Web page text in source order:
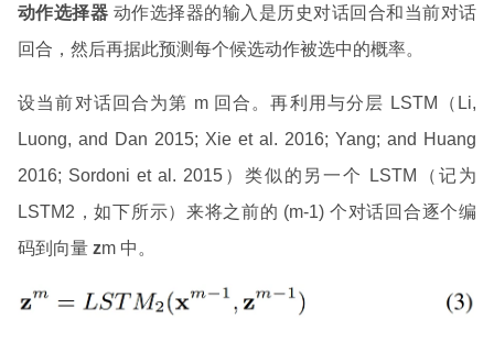
动作选择器 动作选择器的输入是历史对话回合和当前对话
回合，然后再据此预测每个候选动作被选中的概率。
设当前对话回合为第 m 回合。再利用与分层 LSTM（Li,
Luong, and Dan 2015; Xie et al. 2016; Yang; and Huang
2016; Sordoni et al. 2015）类似的另一个 LSTM（记为
LSTM2，如下所示）来将之前的 (m-1) 个对话回合逐个编
码到向量 zm 中。